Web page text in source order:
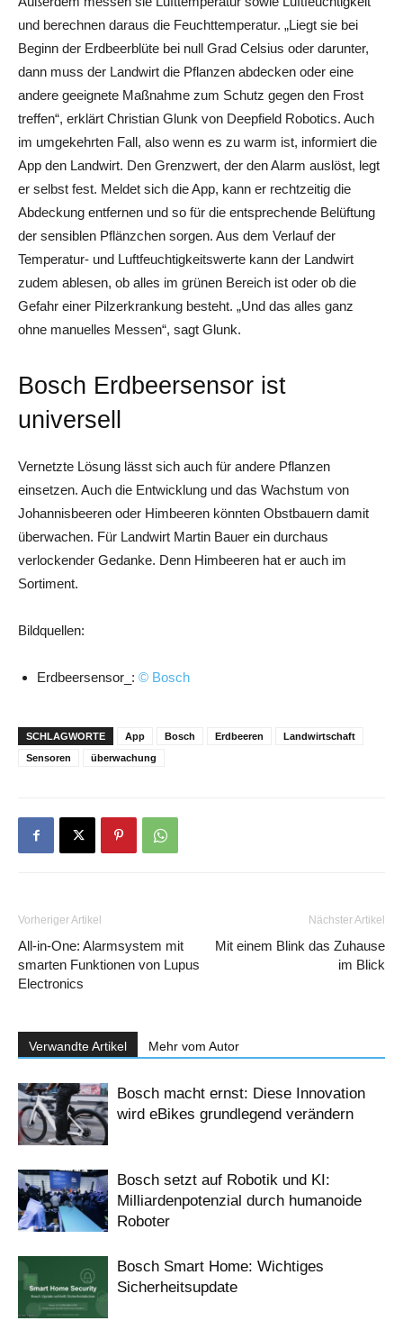
und berechnen daraus die Feuchttemperatur. „Liegt sie bei
Beginn der Erdbeerblüte bei null Grad Celsius oder darunter,
dann muss der Landwirt die Pflanzen abdecken oder eine
andere geeignete Maßnahme zum Schutz gegen den Frost
treffen“, erklärt Christian Glunk von Deepfield Robotics. Auch
im umgekehrten Fall, also wenn es zu warm ist, informiert die
App den Landwirt. Den Grenzwert, der den Alarm auslöst, legt
er selbst fest. Meldet sich die App, kann er rechtzeitig die
Abdeckung entfernen und so für die entsprechende Belüftung
der sensiblen Pflänzchen sorgen. Aus dem Verlauf der
Temperatur- und Luftfeuchtigkeitswerte kann der Landwirt
zudem ablesen, ob alles im grünen Bereich ist oder ob die
Gefahr einer Pilzerkrankung besteht. „Und das alles ganz
ohne manuelles Messen“, sagt Glunk.
Bosch Erdbeersensor ist
universell
Vernetzte Lösung lässt sich auch für andere Pflanzen
einsetzen. Auch die Entwicklung und das Wachstum von
Johannisbeeren oder Himbeeren könnten Obstbauern damit
überwachen. Für Landwirt Martin Bauer ein durchaus
verlockender Gedanke. Denn Himbeeren hat er auch im
Sortiment.
Bildquellen:
Erdbeersensor_: © Bosch
SCHLAGWORTE App Bosch Erdbeeren
Landwirtschaft
Sensoren
überwachung
Vorheriger Artikel
All-in-One: Alarmsystem mit
smarten Funktionen von Lupus
Electronics
Nächster Artikel
Mit einem Blink das Zuhause
im Blick
Verwandte Artikel Mehr vom Autor
Bosch macht ernst: Diese Innovation
wird eBikes grundlegend verändern
Bosch setzt auf Robotik und KI:
Milliardenpotenzial durch humanoide
Roboter
Bosch Smart Home: Wichtiges
Sicherheitsupdate